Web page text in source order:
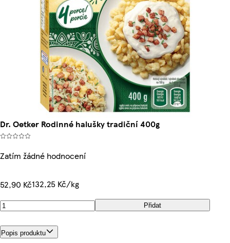
Dr. Oetker Rodinné halušky tradiční 400g
Zatím žádné hodnocení
52,90 Kč132,25 Kč/kg
Přidat
Popis produktu